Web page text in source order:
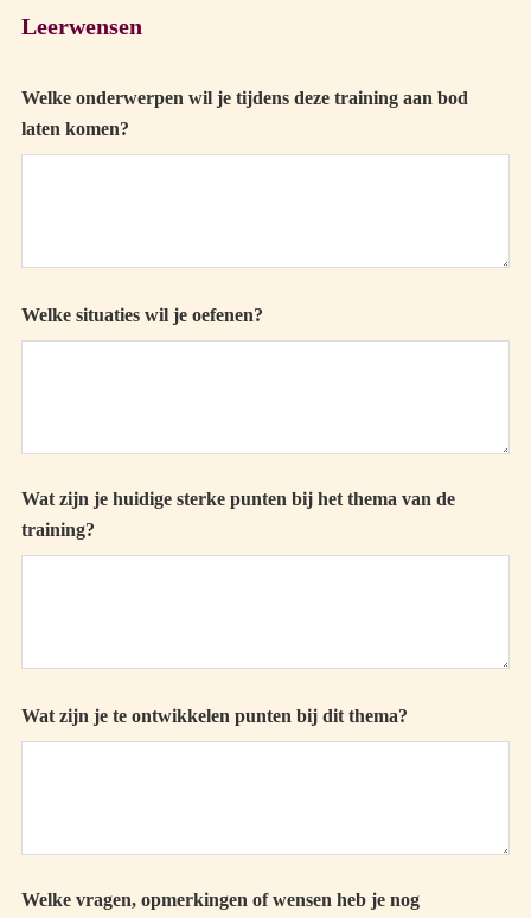
Leerwensen
Welke onderwerpen wil je tijdens deze training aan bod
laten komen?
Welke situaties wil je oefenen?
Wat zijn je huidige sterke punten bij het thema van de
training?
Wat zijn je te ontwikkelen punten bij dit thema?
Welke vragen, opmerkingen of wensen heb je nog